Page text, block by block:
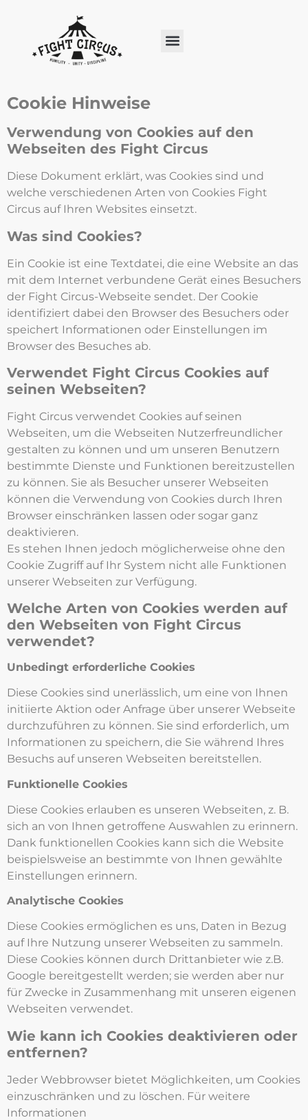
Cookie Hinweise
Verwendung von Cookies auf den
Webseiten des Fight Circus
Diese Dokument erklärt, was Cookies sind und
welche verschiedenen Arten von Cookies Fight
Circus auf Ihren Websites einsetzt.
Was sind Cookies?
Ein Cookie ist eine Textdatei, die eine Website an das
mit dem Internet verbundene Gerät eines Besuchers
der Fight Circus-Webseite sendet. Der Cookie
identifiziert dabei den Browser des Besuchers oder
speichert Informationen oder Einstellungen im
Browser des Besuches ab.
Verwendet Fight Circus Cookies auf
seinen Webseiten?
Fight Circus verwendet Cookies auf seinen
Webseiten, um die Webseiten Nutzerfreundlicher
gestalten zu können und um unseren Benutzern
bestimmte Dienste und Funktionen bereitzustellen
zu können. Sie als Besucher unserer Webseiten
können die Verwendung von Cookies durch Ihren
Browser einschränken lassen oder sogar ganz
deaktivieren.
Es stehen Ihnen jedoch möglicherweise ohne den
Cookie Zugriff auf Ihr System nicht alle Funktionen
unserer Webseiten zur Verfügung.
Welche Arten von Cookies werden auf
den Webseiten von Fight Circus
verwendet?
Unbedingt erforderliche Cookies
Diese Cookies sind unerlässlich, um eine von Ihnen
initiierte Aktion oder Anfrage über unserer Webseite
durchzuführen zu können. Sie sind erforderlich, um
Informationen zu speichern, die Sie während Ihres
Besuchs auf unseren Webseiten bereitstellen.
Funktionelle Cookies
Diese Cookies erlauben es unseren Webseiten, z. B.
sich an von Ihnen getroffene Auswahlen zu erinnern.
Dank funktionellen Cookies kann sich die Website
beispielsweise an bestimmte von Ihnen gewählte
Einstellungen erinnern.
Analytische Cookies
Diese Cookies ermöglichen es uns, Daten in Bezug
auf Ihre Nutzung unserer Webseiten zu sammeln.
Diese Cookies können durch Drittanbieter wie z.B.
Google bereitgestellt werden; sie werden aber nur
für Zwecke in Zusammenhang mit unseren eigenen
Webseiten verwendet.
Wie kann ich Cookies deaktivieren oder
entfernen?
Jeder Webbrowser bietet Möglichkeiten, um Cookies
einzuschränken und zu löschen. Für weitere
Informationen